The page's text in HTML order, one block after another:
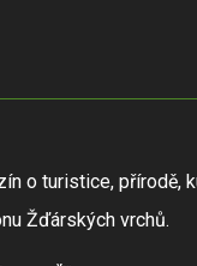
o turistice, přírodě,
Žďárských vrchů.